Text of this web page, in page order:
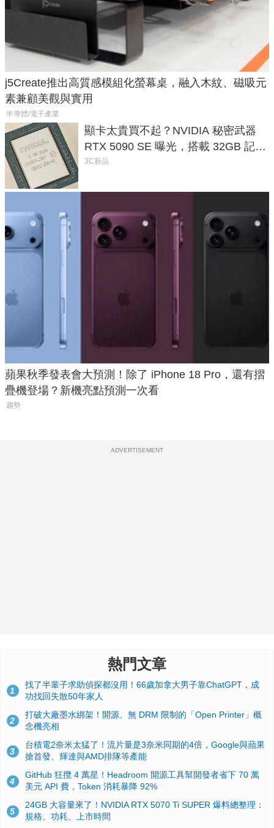
j5Create推出高質感模組化螢幕桌，融入木紋、磁吸元
素兼顧美觀與實用
半導體/電子產業
顯卡太貴買不起？NVIDIA 秘密武器
RTX 5090 SE 曝光，搭載 32GB 記憶
體
3C新品
蘋果秋季發表會大預測！除了 iPhone 18 Pro，還有摺
疊機登場？新機亮點預測一次看
趨勢
ADVERTISEMENT
熱門文章
1
找了半輩子求助偵探都沒用！66歲加拿大男子靠ChatGPT，成
功找回失散50年家人
2
打破大廠墨水綁架！開源、無 DRM 限制的「Open Printer」概
念機亮相
3
台積電2奈米太猛了！流片量是3奈米同期的4倍，Google與蘋果
搶首發、輝達與AMD排隊等產能
4
GitHub 狂攬 4 萬星！Headroom 開源工具幫開發者省下 70 萬
美元 API 費，Token 消耗暴降 92%
5
24GB 大容量來了！NVIDIA RTX 5070 Ti SUPER 爆料總整理：
規格、功耗、上市時間